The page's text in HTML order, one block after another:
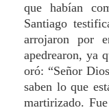
que habían
Santiago
arrojaron por
apedrearon, ya
oró: “Señor
saben lo que
martirizado.